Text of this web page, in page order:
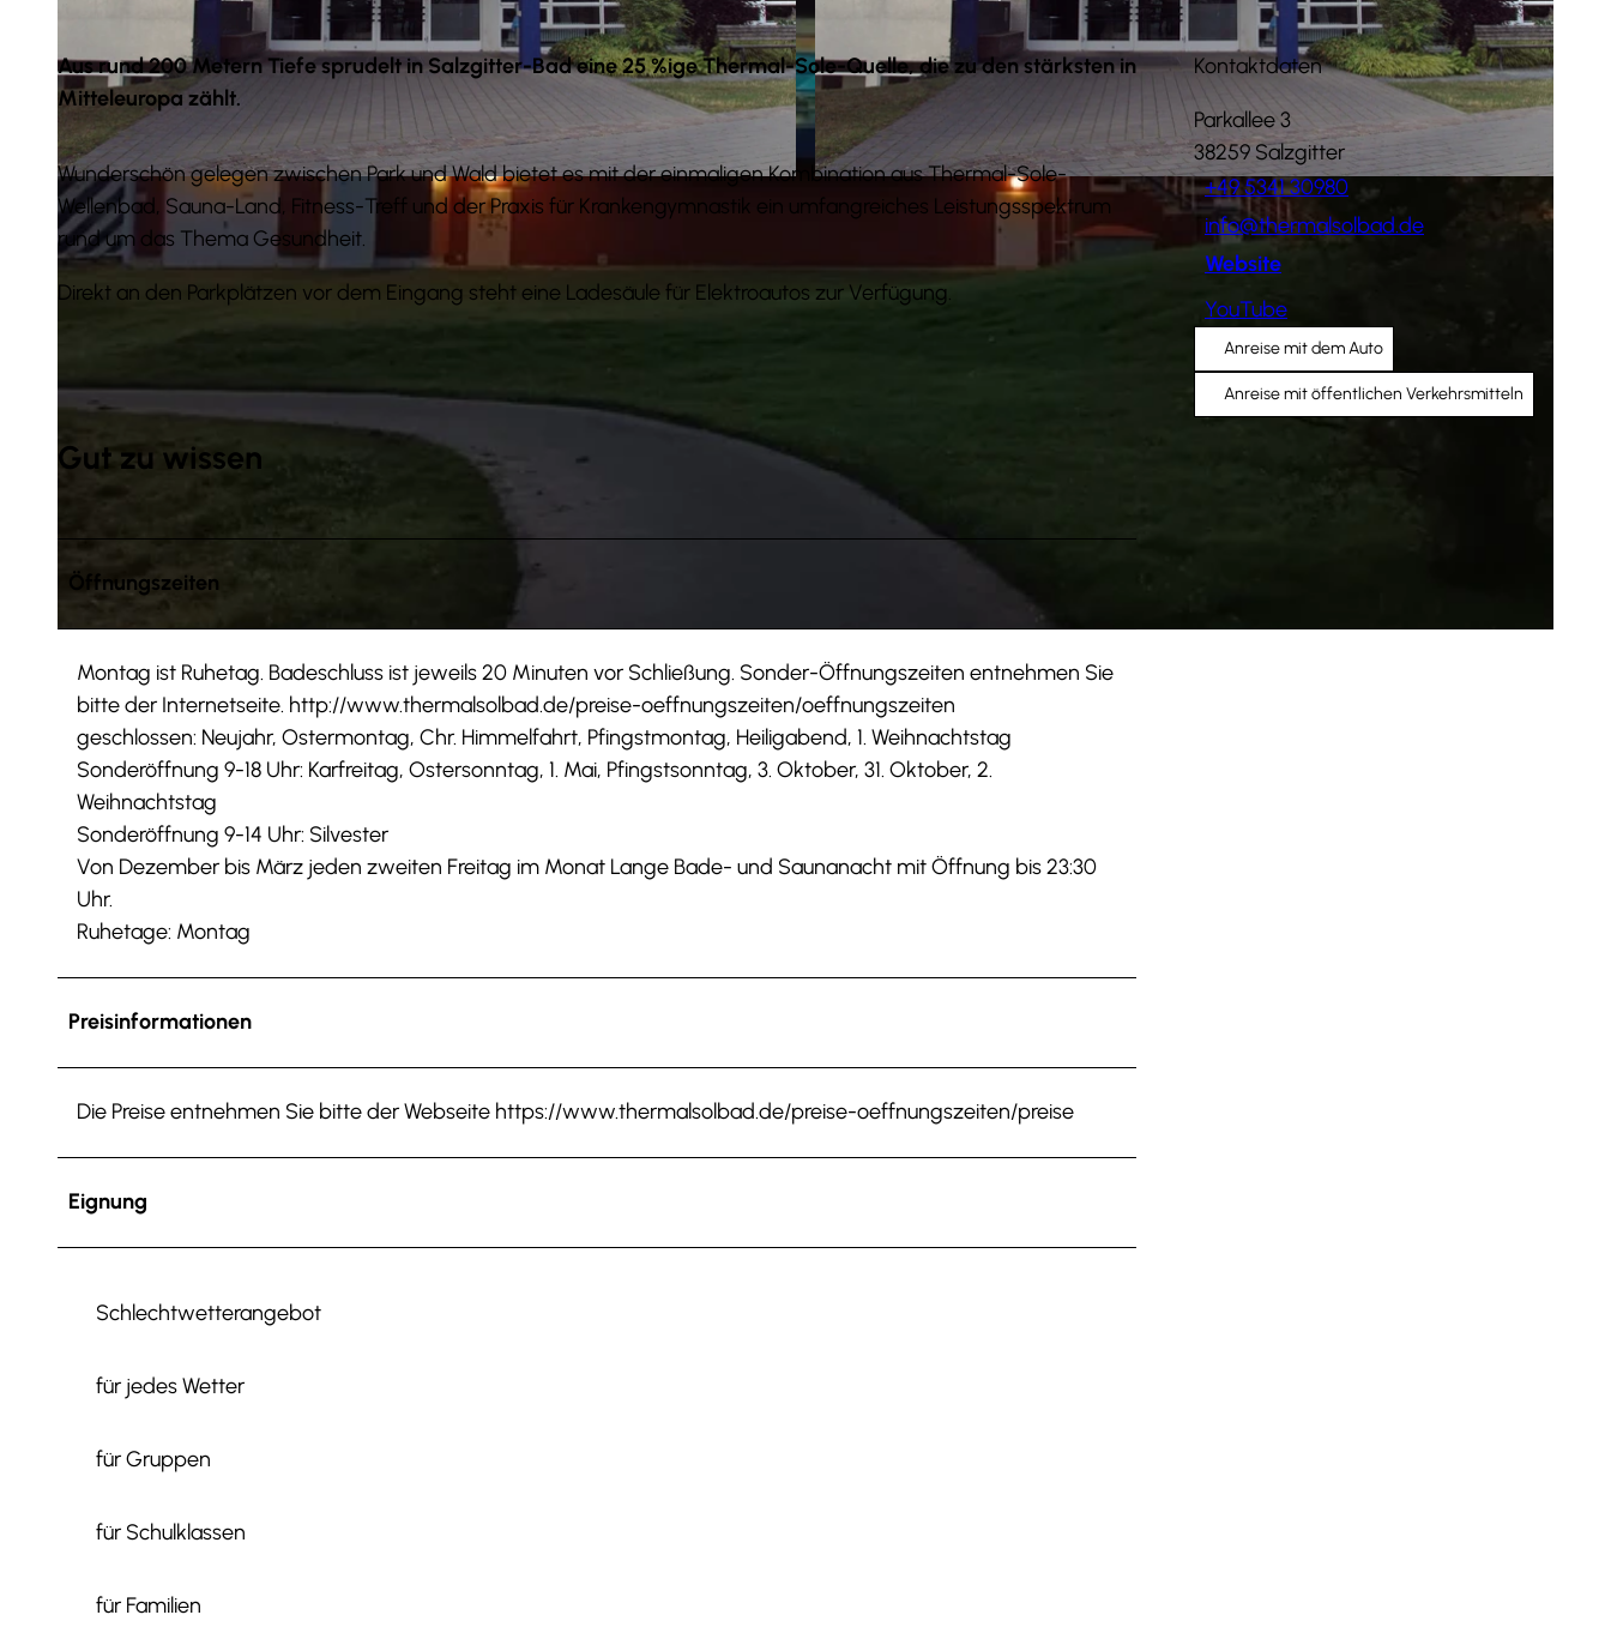
© Tourist-Information Salzgitter | CC-BY © Tourist-Information Salzgitter c/o Wirtschafts- und Innovationsförderung Salzgitter GmbH |CC0
Aus rund 200 Metern Tiefe sprudelt in Salzgitter-Bad eine 25 %ige Thermal-Sole-Quelle, die zu den stärksten in
Mitteleuropa zählt.
Wunderschön gelegen zwischen Park und Wald bietet es mit der einmaligen Kombination aus Thermal-Sole-
Wellenbad, Sauna-Land, Fitness-Treff und der Praxis für Krankengymnastik ein umfangreiches Leistungsspektrum
rund um das Thema Gesundheit.
Direkt an den Parkplätzen vor dem Eingang steht eine Ladesäule für Elektroautos zur Verfügung.
Gut zu wissen
Öffnungszeiten
Montag ist Ruhetag. Badeschluss ist jeweils 20 Minuten vor Schließung. Sonder-Öffnungszeiten entnehmen Sie
bitte der Internetseite. http://www.thermalsolbad.de/preise-oeffnungszeiten/oeffnungszeiten
geschlossen: Neujahr, Ostermontag, Chr. Himmelfahrt, Pfingstmontag, Heiligabend, 1. Weihnachtstag
Sonderöffnung 9-18 Uhr: Karfreitag, Ostersonntag, 1. Mai, Pfingstsonntag, 3. Oktober, 31. Oktober, 2.
Weihnachtstag
Sonderöffnung 9-14 Uhr: Silvester
Von Dezember bis März jeden zweiten Freitag im Monat Lange Bade- und Saunanacht mit Öffnung bis 23:30
Uhr.
Ruhetage: Montag
Preisinformationen
Die Preise entnehmen Sie bitte der Webseite https://www.thermalsolbad.de/preise-oeffnungszeiten/preise
Eignung
Schlechtwetterangebot
für jedes Wetter
für Gruppen
für Schulklassen
für Familien
Kontaktdaten
Parkallee 3
38259 Salzgitter
+49 5341 30980
info@thermalsolbad.de
Website
YouTube
Anreise mit dem Auto
Anreise mit öffentlichen Verkehrsmitteln